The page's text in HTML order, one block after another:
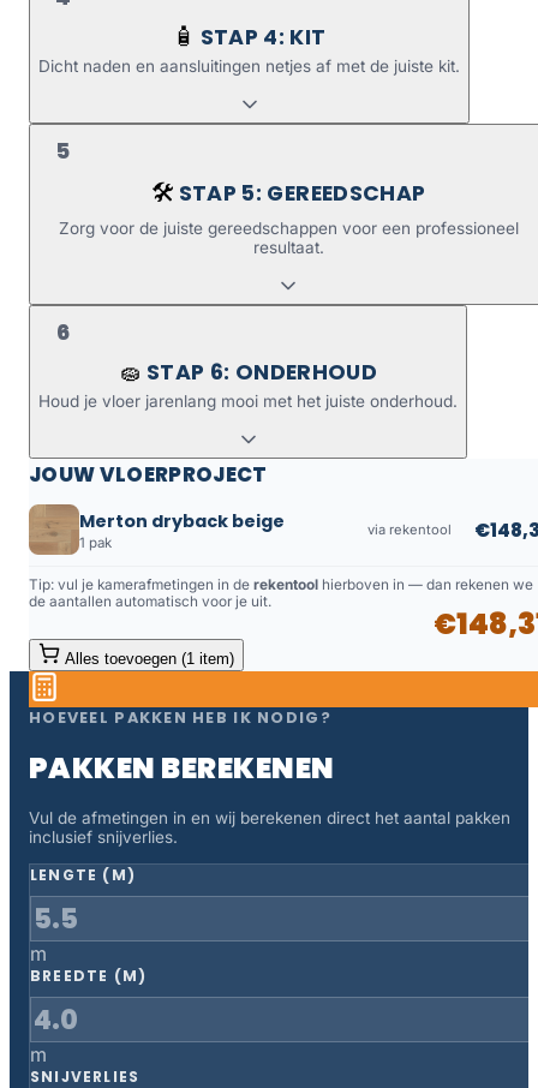
🧴 STAP 4: KIT
Dicht naden en aansluitingen netjes af met de juiste kit.
5
🛠️ STAP 5: GEREEDSCHAP
Zorg voor de juiste gereedschappen voor een professioneel
resultaat.
6
🧽 STAP 6: ONDERHOUD
Houd je vloer jarenlang mooi met het juiste onderhoud.
JOUW VLOERPROJECT
Merton dryback beige
1 pak
via rekentool
Tip: vul je kamerafmetingen in de rekentool hierboven in — dan rekenen we
de aantallen automatisch voor je uit.
Alles toevoegen (1 item)
HOEVEEL PAKKEN HEB IK NODIG?
PAKKEN BEREKENEN
Vul de afmetingen in en wij berekenen direct het aantal pakken
inclusief snijverlies.
LENGTE (M)
m
BREEDTE (M)
m
SNIJVERLIES